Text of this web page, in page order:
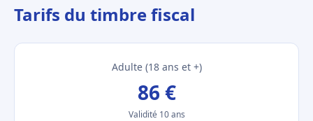
Tarifs du timbre fiscal
Adulte (18 ans et +)
86 €
Validité 10 ans